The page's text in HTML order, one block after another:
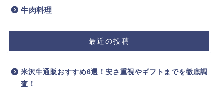
牛肉料理
最近の投稿
米沢牛通販おすすめ6選！安さ重視やギフトまでを徹底調
査！